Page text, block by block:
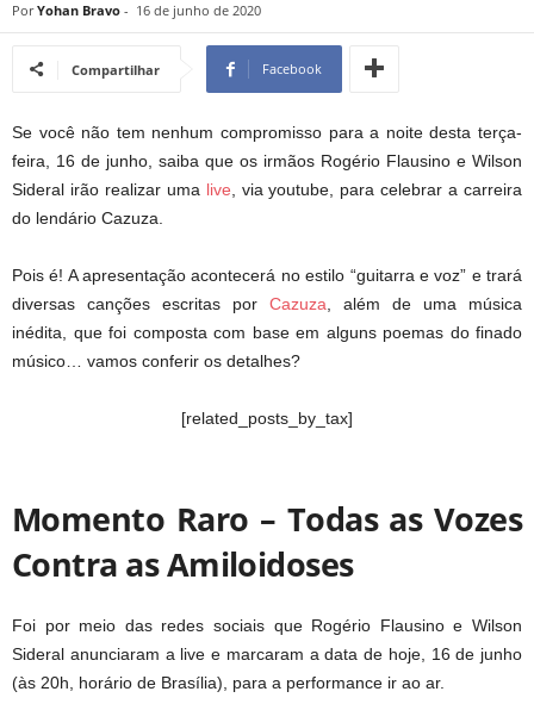
Por Yohan Bravo - 16 de junho de 2020
Compartilhar Facebook
Se você não tem nenhum compromisso para a noite desta terça-
feira, 16 de junho, saiba que os irmãos Rogério Flausino e Wilson
Sideral irão realizar uma live , via youtube, para celebrar a carreira
do lendário Cazuza.
Pois é! A apresentação acontecerá no estilo “guitarra e voz” e trará
diversas canções escritas por Cazuza , além de uma música
inédita, que foi composta com base em alguns poemas do finado
músico… vamos conferir os detalhes?
[related_posts_by_tax]
Momento Raro – Todas as Vozes
Contra as Amiloidoses
Foi por meio das redes sociais que Rogério Flausino e Wilson
Sideral anunciaram a live e marcaram a data de hoje, 16 de junho
(às 20h, horário de Brasília), para a performance ir ao ar.